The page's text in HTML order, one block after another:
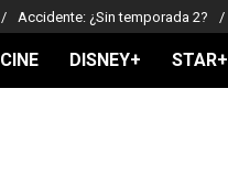
Accidente: ¿Sin temporada 2?
CINE DISNEY+ STAR+